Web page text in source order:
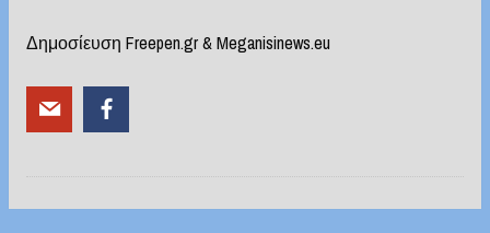
Δημοσίευση Freepen.gr & Meganisinews.eu